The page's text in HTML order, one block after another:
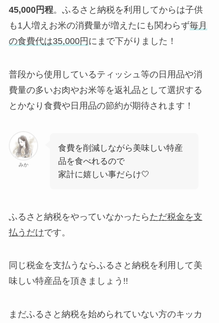
45,000円程。ふるさと納税を利用してからは子供
も1人増えお米の消費量が増えたにも関わらず毎月
の食費代は35,000円 にまで下がりました！
普段から使用しているティッシュ等の日用品や消
費量の多いお肉やお米等を返礼品として選択する
とかなり食費や日用品の節約が期待されます！
みか
食費を削減しながら美味しい特産
品を食べれるので
家計に嬉しい事だらけ🤍
ふるさと納税をやっていなかったら ただ税金を支
払うだけです。
同じ税金を支払うならふるさと納税を利用して美
味しい特産品を頂きましょう!!
まだふるさと納税を始められていない方のキッカ